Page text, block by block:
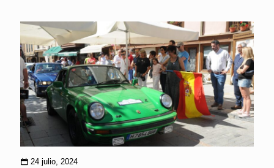
24 julio, 2024